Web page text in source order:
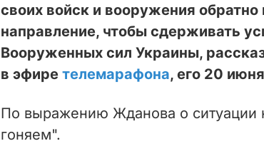
своих войск и вооружения
направление, чтобы сдерживать
Вооруженных сил Украины,
в эфире телемарафона, его 20
По выражению Жданова о ситуации
гоняем".